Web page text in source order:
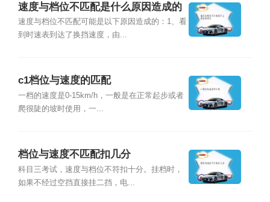
速度与档位不匹配是什么原因造成的
速度与档位不匹配可能是以下原因造成的：1、看
到时速表到达了换挡速度，由...
c1档位与速度的匹配
一档的速度是0-15km/h，一般是在正常起步或者
爬很陡的坡时使用，一...
档位与速度不匹配扣几分
科目三考试，速度与档位不符扣十分。挂档时，
如果不经过空挡直接挂二挡，电...